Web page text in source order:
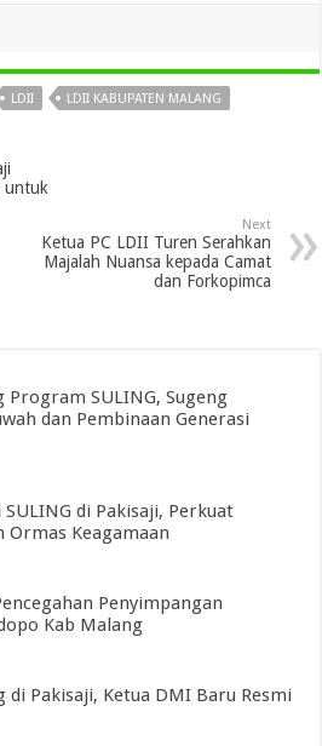
LDII LDII KABUPATEN MALANG
untuk
Next
Ketua PC LDII Turen Serahkan
Majalah Nuansa kepada Camat
dan Forkopimca
Program SULING, Sugeng
dan Pembinaan Generasi
di Pakisaji, Perkuat
Keagamaan
Penyimpangan
Kab Malang
di Pakisaji, Ketua DMI Baru Resmi